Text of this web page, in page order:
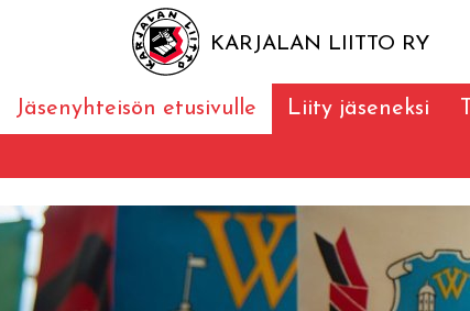
KARJALAN LIITTO RY
Jäsenyhteisön etusivulle Liity jäseneksi